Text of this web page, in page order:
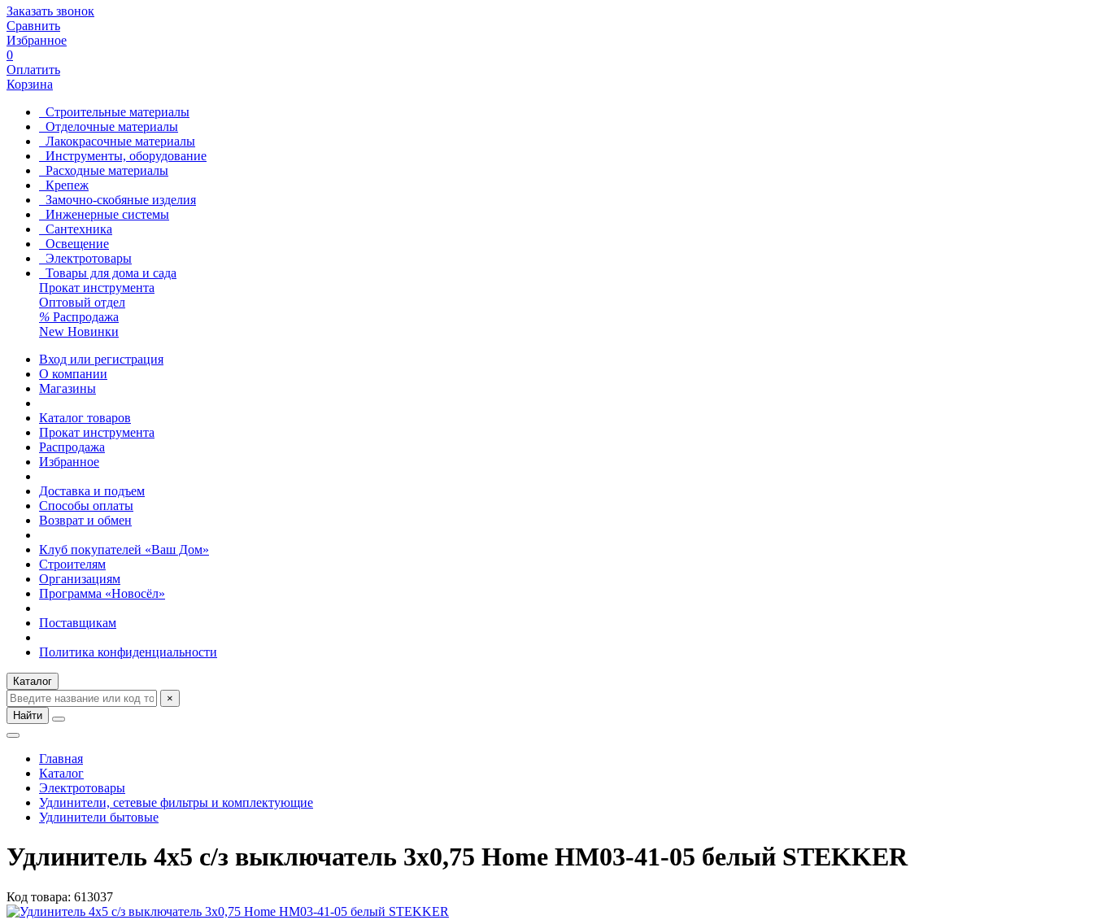
Заказать звонок
Сравнить
Избранное
0
Оплатить
Корзина
Строительные материалы
Отделочные материалы
Лакокрасочные материалы
Инструменты, оборудование
Расходные материалы
Крепеж
Замочно-скобяные изделия
Инженерные системы
Сантехника
Освещение
Электротовары
Товары для дома и сада
Прокат инструмента
Оптовый отдел
% Распродажа
New Новинки
Вход или регистрация
О компании
Магазины
Каталог товаров
Прокат инструмента
Распродажа
Избранное
Доставка и подъем
Способы оплаты
Возврат и обмен
Клуб покупателей «Ваш Дом»
Строителям
Организациям
Программа «Новосёл»
Поставщикам
Политика конфиденциальности
Каталог
×
Найти
Главная
Каталог
Электротовары
Удлинители, сетевые фильтры и комплектующие
Удлинители бытовые
Удлинитель 4х5 с/з выключатель 3x0,75 Home HM03-41-05 белый STEKKER
Код товара: 613037